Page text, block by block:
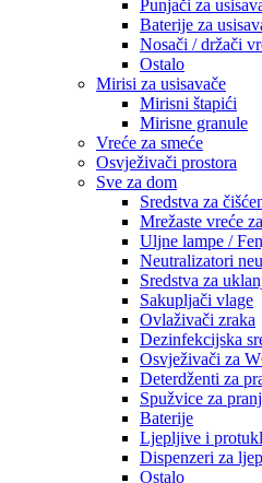
Punjači za
Baterije za
Nosači / držači
Ostalo
Mirisi za usisavače
Mirisni štapići
Mirisne granule
Vreće za smeće
Osvježivači prostora
Sve za dom
Sredstva za
Mrežaste vreće
Uljne lampe /
Neutralizatori
Sredstva za
Sakupljači vlage
Ovlaživači zraka
Dezinfekcijska
Osvježivači za
Deterdženti za
Spužvice za
Baterije
Ljepljive i
Dispenzeri za
Ostalo